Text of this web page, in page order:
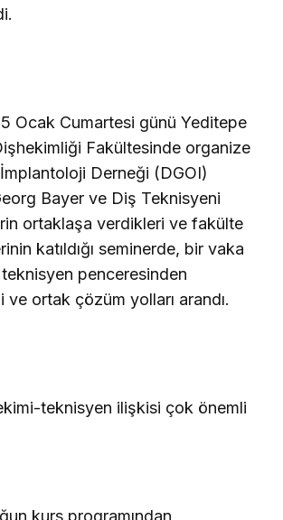
Ocak Cumartesi günü Yeditepe
Fakültesinde organize
Derneği (DGOI)
Bayer ve Diş Teknisyeni
ortaklaşa verdikleri ve fakülte
katıldığı seminerde, bir vaka
penceresinden
ve ortak çözüm yolları arandı.
teknisyen ilişkisi çok önemli
kurs programından